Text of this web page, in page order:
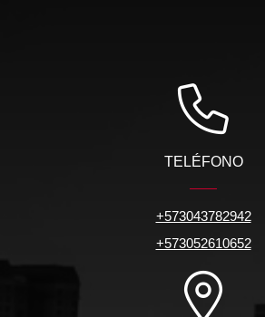
TELÉFONO
+573043782942
+573052610652